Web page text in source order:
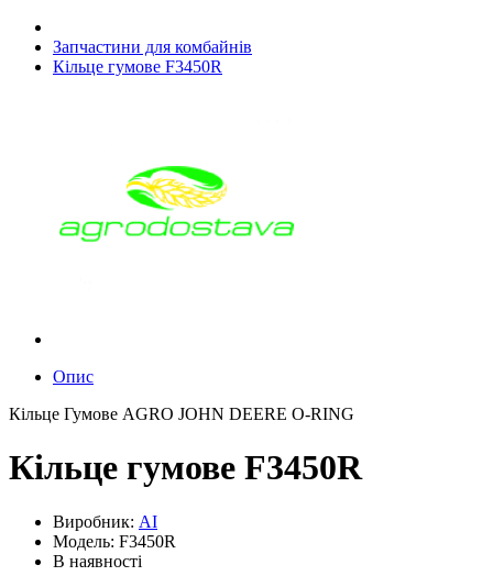
Запчастини для комбайнів
Кільце гумове F3450R
Опис
Кільце Гумове AGRO JOHN DEERE O-RING
Кільце гумове F3450R
Виробник: AI
Модель: F3450R
В наявності